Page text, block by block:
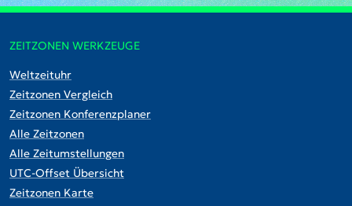
ZEITZONEN WERKZEUGE
Weltzeituhr
Zeitzonen Vergleich
Zeitzonen Konferenzplaner
Alle Zeitzonen
Alle Zeitumstellungen
UTC-Offset Übersicht
Zeitzonen Karte